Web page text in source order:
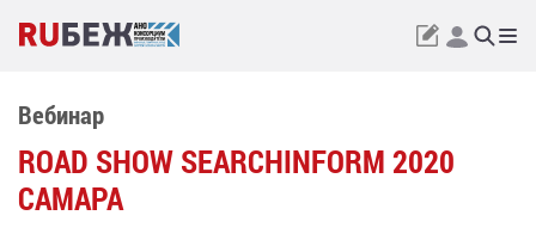
Вебинар
ROAD SHOW SEARCHINFORM 2020
CАМАРА